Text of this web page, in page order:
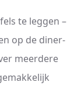
te leggen –
op de diner-
meerdere